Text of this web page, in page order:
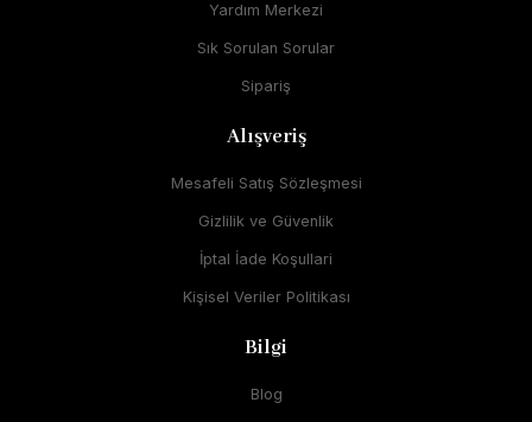
Yardım Merkezi
Sık Sorulan Sorular
Sipariş
Alışveriş
Mesafeli Satış Sözleşmesi
Gizlilik ve Güvenlik
İptal İade Koşullari
Kişisel Veriler Politikası
Bilgi
Blog